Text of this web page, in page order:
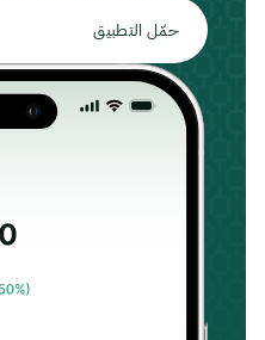
حمّل التطبيق